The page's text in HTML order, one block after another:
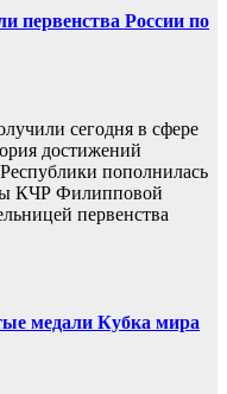
первенства России по
сегодня в сфере
достижений
пополнилась
КЧР Филипповой
первенства
медали Кубка мира